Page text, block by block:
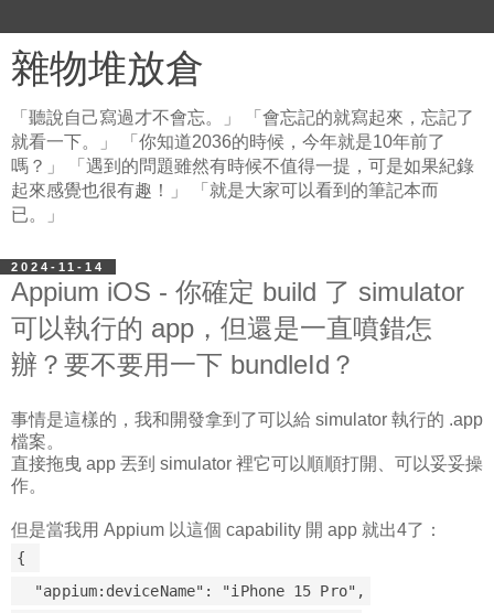
雜物堆放倉
「聽說自己寫過才不會忘。」 「會忘記的就寫起來，忘記了
就看一下。」 「你知道2036的時候，今年就是10年前了
嗎？」 「遇到的問題雖然有時候不值得一提，可是如果紀錄
起來感覺也很有趣！」 「就是大家可以看到的筆記本而
已。」
2024-11-14
Appium iOS - 你確定 build 了 simulator
可以執行的 app，但還是一直噴錯怎
辦？要不要用一下 bundleId？
事情是這樣的，我和開發拿到了可以給 simulator 執行的 .app
檔案。
直接拖曳 app 丟到 simulator 裡它可以順順打開、可以妥妥操
作。
但是當我用 Appium 以這個 capability 開 app 就出4了：
{
"appium:deviceName": "iPhone 15 Pro",